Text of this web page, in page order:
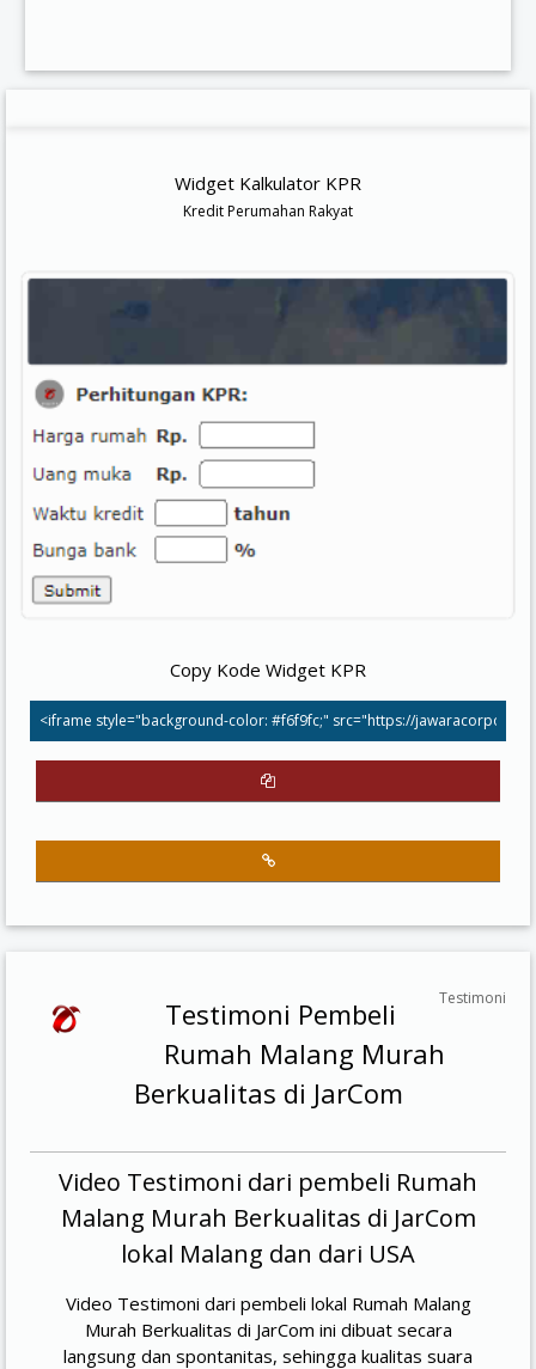
Widget Kalkulator KPR
Kredit Perumahan Rakyat
Copy Kode Widget KPR
Testimoni
Testimoni Pembeli
Rumah Malang Murah
Berkualitas di JarCom
Video Testimoni dari pembeli Rumah
Malang Murah Berkualitas di JarCom
lokal Malang dan dari USA
Video Testimoni dari pembeli lokal Rumah Malang
Murah Berkualitas di JarCom ini dibuat secara
langsung dan spontanitas, sehingga kualitas suara